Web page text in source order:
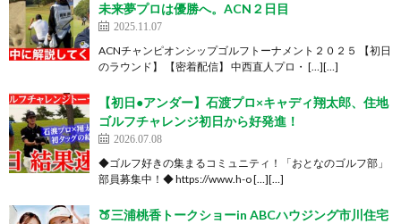
未来夢プロは優勝へ。ACN２日目
2025.11.07
ACNチャンピオンシップゴルフトーナメント２０２５ 【初日
のラウンド】 【密着配信】 中西直人プロ・ […][…]
【初日●アンダー】石渡プロ×キャディ翔太郎、住地
ゴルフチャレンジ初日から好発進！
2026.07.08
◆ゴルフ好きの集まるコミュニティ！「おとなのゴルフ部」
部員募集中！◆ https://www.h-o […][…]
🍑三浦桃香トークショーin ABCハウジング市川住宅